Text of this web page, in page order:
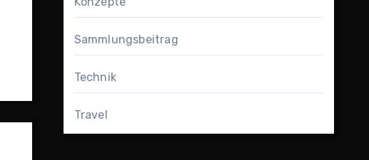
Sammlungsbeitrag
Technik
Travel